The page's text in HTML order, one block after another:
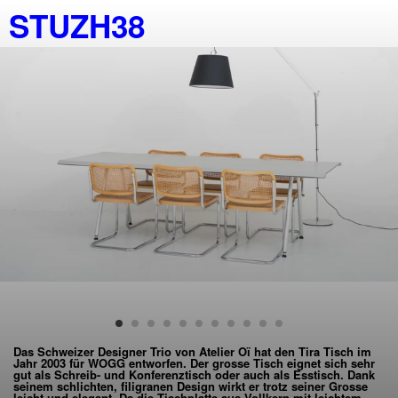
STUZH38
Das Schweizer Designer Trio von Atelier Oï hat den Tira Tisch im
Jahr 2003 für WOGG entworfen. Der grosse Tisch eignet sich sehr
gut als Schreib- und Konferenztisch oder auch als Esstisch. Dank
seinem schlichten, filigranen Design wirkt er trotz seiner Grosse